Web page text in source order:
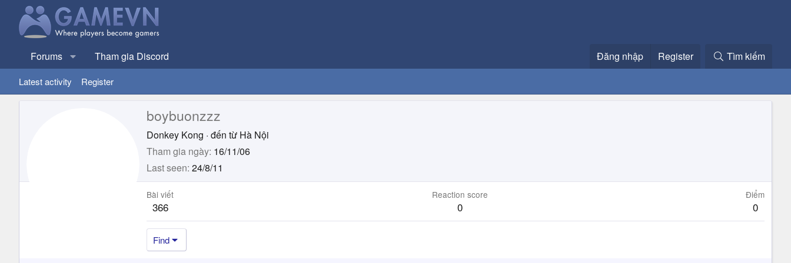
Forums Tham gia Discord Đăng nhập Register Tìm kiếm
Latest activity Register
boybuonzzz
Donkey Kong · đến từ Hà Nội
Tham gia ngày 16/11/06
Last seen 24/8/11
Bài viết
366
Reaction score
0
Điểm
0
Find